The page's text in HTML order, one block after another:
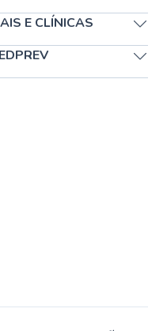
E CLÍNICAS